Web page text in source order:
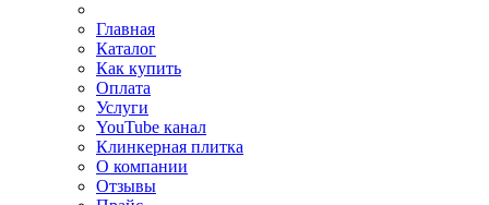
Главная
Каталог
Как купить
Оплата
Услуги
YouTube канал
Клинкерная плитка
О компании
Отзывы